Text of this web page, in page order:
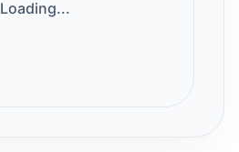
Loading...